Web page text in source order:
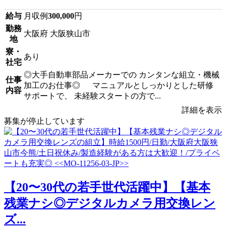
給与 月収例300,000円
勤務
地
大阪府 大阪狭山市
寮・
社宅
あり
仕事
内容
◎大手自動車部品メーカーでの カンタンな組立・機械
加工のお仕事◎ マニュアルとしっかりとした研修
サポートで、 未経験スタートの方で...
詳細を表示
募集が停止しています
【20〜30代の若手世代活躍中】【基本
残業ナシ◎デジタルカメラ用交換レン
ズ...